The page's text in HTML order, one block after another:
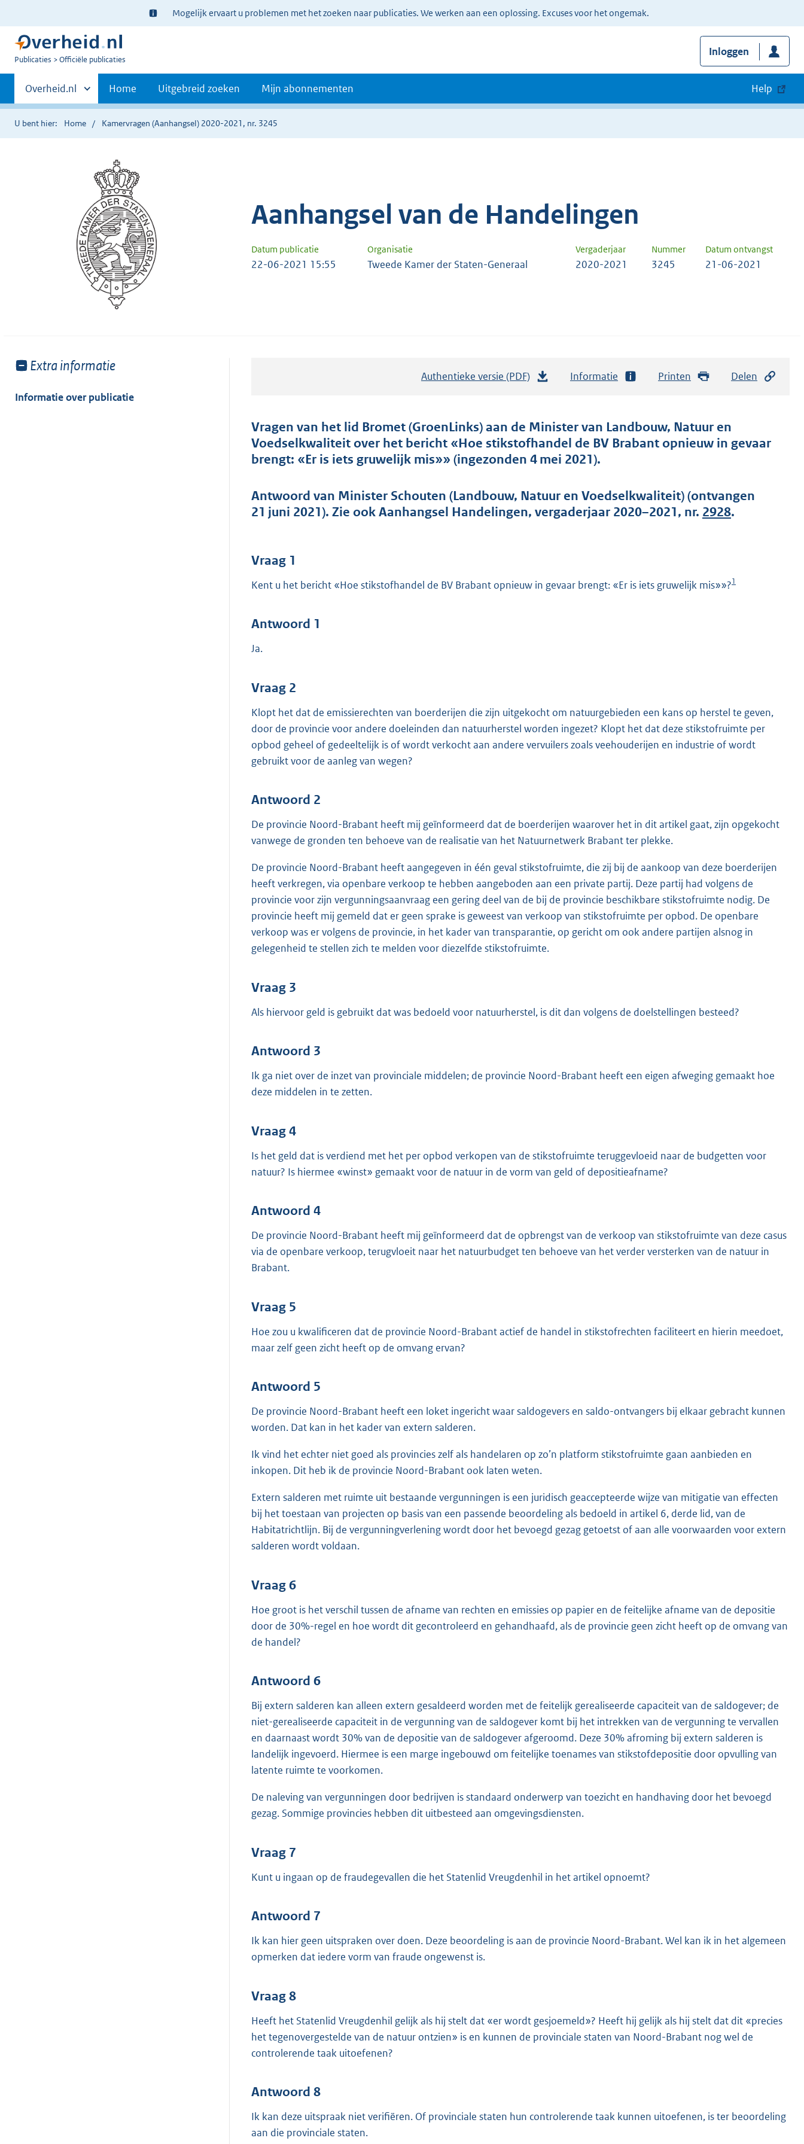
Ter
informatie:
Mogelijk ervaart u problemen met het zoeken naar publicaties. We werken aan een oplossing. Excuses voor het ongemak.
U
Publicaties Officiële publicaties
Inloggen
Primaire
navigatie
Andere
sites
binnen
Overheid.nl Home Uitgebreid zoeken Mijn abonnementen Help
U bent hier: Home Kamervragen (Aanhangsel) 2020-2021, nr. 3245
Aanhangsel van de Handelingen
Datum publicatie Organisatie Vergaderjaar Nummer Datum ontvangst
22-06-2021 15:55 Tweede Kamer der Staten-Generaal 2020-2021 3245 21-06-2021
Toon
van:
Extra informatie
Informatie over publicatie
Authentieke versie (PDF)
t
a
n
t
Informatie Printen Delen
Vragen van het lid Bromet (GroenLinks) aan de Minister van Landbouw, Natuur en
Voedselkwaliteit over het bericht «Hoe stikstofhandel de BV Brabant opnieuw in gevaar
brengt: «Er is iets gruwelijk mis»» (ingezonden 4 mei 2021).
Antwoord van Minister Schouten (Landbouw, Natuur en Voedselkwaliteit) (ontvangen
21 juni 2021). Zie ook Aanhangsel Handelingen, vergaderjaar 2020–2021, nr. 2928.
Vraag 1
Kent u het bericht «Hoe stikstofhandel de BV Brabant opnieuw in gevaar brengt: «Er is iets gruwelijk mis»»?1
Antwoord 1
Ja.
Vraag 2
Klopt het dat de emissierechten van boerderijen die zijn uitgekocht om natuurgebieden een kans op herstel te geven,
door de provincie voor andere doeleinden dan natuurherstel worden ingezet? Klopt het dat deze stikstofruimte per
opbod geheel of gedeeltelijk is of wordt verkocht aan andere vervuilers zoals veehouderijen en industrie of wordt
gebruikt voor de aanleg van wegen?
Antwoord 2
De provincie Noord-Brabant heeft mij geïnformeerd dat de boerderijen waarover het in dit artikel gaat, zijn opgekocht
vanwege de gronden ten behoeve van de realisatie van het Natuurnetwerk Brabant ter plekke.
De provincie Noord-Brabant heeft aangegeven in één geval stikstofruimte, die zij bij de aankoop van deze boerderijen
heeft verkregen, via openbare verkoop te hebben aangeboden aan een private partij. Deze partij had volgens de
provincie voor zijn vergunningsaanvraag een gering deel van de bij de provincie beschikbare stikstofruimte nodig. De
provincie heeft mij gemeld dat er geen sprake is geweest van verkoop van stikstofruimte per opbod. De openbare
verkoop was er volgens de provincie, in het kader van transparantie, op gericht om ook andere partijen alsnog in
gelegenheid te stellen zich te melden voor diezelfde stikstofruimte.
Vraag 3
Als hiervoor geld is gebruikt dat was bedoeld voor natuurherstel, is dit dan volgens de doelstellingen besteed?
Antwoord 3
Ik ga niet over de inzet van provinciale middelen; de provincie Noord-Brabant heeft een eigen afweging gemaakt hoe
deze middelen in te zetten.
Vraag 4
Is het geld dat is verdiend met het per opbod verkopen van de stikstofruimte teruggevloeid naar de budgetten voor
natuur? Is hiermee «winst» gemaakt voor de natuur in de vorm van geld of depositieafname?
Antwoord 4
De provincie Noord-Brabant heeft mij geïnformeerd dat de opbrengst van de verkoop van stikstofruimte van deze casus
via de openbare verkoop, terugvloeit naar het natuurbudget ten behoeve van het verder versterken van de natuur in
Brabant.
Vraag 5
Hoe zou u kwalificeren dat de provincie Noord-Brabant actief de handel in stikstofrechten faciliteert en hierin meedoet,
maar zelf geen zicht heeft op de omvang ervan?
Antwoord 5
De provincie Noord-Brabant heeft een loket ingericht waar saldogevers en saldo-ontvangers bij elkaar gebracht kunnen
worden. Dat kan in het kader van extern salderen.
Ik vind het echter niet goed als provincies zelf als handelaren op zo’n platform stikstofruimte gaan aanbieden en
inkopen. Dit heb ik de provincie Noord-Brabant ook laten weten.
Extern salderen met ruimte uit bestaande vergunningen is een juridisch geaccepteerde wijze van mitigatie van effecten
bij het toestaan van projecten op basis van een passende beoordeling als bedoeld in artikel 6, derde lid, van de
Habitatrichtlijn. Bij de vergunningverlening wordt door het bevoegd gezag getoetst of aan alle voorwaarden voor extern
salderen wordt voldaan.
Vraag 6
Hoe groot is het verschil tussen de afname van rechten en emissies op papier en de feitelijke afname van de depositie
door de 30%-regel en hoe wordt dit gecontroleerd en gehandhaafd, als de provincie geen zicht heeft op de omvang van
de handel?
Antwoord 6
Bij extern salderen kan alleen extern gesaldeerd worden met de feitelijk gerealiseerde capaciteit van de saldogever; de
niet-gerealiseerde capaciteit in de vergunning van de saldogever komt bij het intrekken van de vergunning te vervallen
en daarnaast wordt 30% van de depositie van de saldogever afgeroomd. Deze 30% afroming bij extern salderen is
landelijk ingevoerd. Hiermee is een marge ingebouwd om feitelijke toenames van stikstofdepositie door opvulling van
latente ruimte te voorkomen.
De naleving van vergunningen door bedrijven is standaard onderwerp van toezicht en handhaving door het bevoegd
gezag. Sommige provincies hebben dit uitbesteed aan omgevingsdiensten.
Vraag 7
Kunt u ingaan op de fraudegevallen die het Statenlid Vreugdenhil in het artikel opnoemt?
Antwoord 7
Ik kan hier geen uitspraken over doen. Deze beoordeling is aan de provincie Noord-Brabant. Wel kan ik in het algemeen
opmerken dat iedere vorm van fraude ongewenst is.
Vraag 8
Heeft het Statenlid Vreugdenhil gelijk als hij stelt dat «er wordt gesjoemeld»? Heeft hij gelijk als hij stelt dat dit «precies
het tegenovergestelde van de natuur ontzien» is en kunnen de provinciale staten van Noord-Brabant nog wel de
controlerende taak uitoefenen?
Antwoord 8
Ik kan deze uitspraak niet verifiëren. Of provinciale staten hun controlerende taak kunnen uitoefenen, is ter beoordeling
aan die provinciale staten.